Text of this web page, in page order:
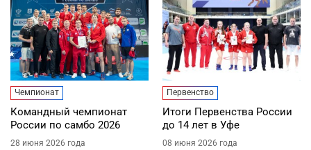
Чемпионат
Командный чемпионат
России по самбо 2026
28 июня 2026 года
Первенство
Итоги Первенства России
до 14 лет в Уфе
08 июня 2026 года